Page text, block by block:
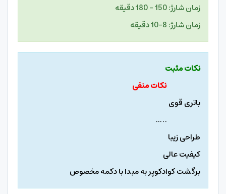
زمان شارژ: 150 – 180 دقیقه
زمان شارژ: 8-10 دقیقه
نکات مثبت
نکات منفی
باتری قوی
…..
طراحی زیبا
کیفیت عالی
برگشت کوادکوپر به مبدا با دکمه مخصوص